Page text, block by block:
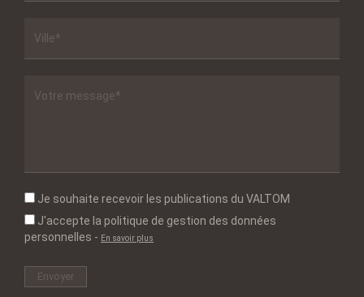
Je souhaite recevoir les publications du VALTOM
J'accepte la politique de gestion des données
personnelles - En savoir plus